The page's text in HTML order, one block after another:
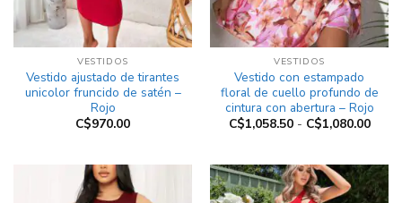
VESTIDOS
Vestido ajustado de tirantes
unicolor fruncido de satén –
Rojo
C$970.00
VESTIDOS
Vestido con estampado
floral de cuello profundo de
cintura con abertura – Rojo
C$1,058.50 - C$1,080.00
hasta